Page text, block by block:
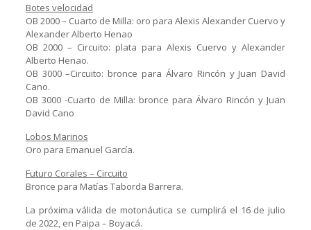
Botes velocidad
OB 2000 – Cuarto de Milla: oro para Alexis Alexander Cuervo y
Alexander Alberto Henao
OB 2000 – Circuito: plata para Alexis Cuervo y Alexander
Alberto Henao.
OB 3000 –Circuito: bronce para Álvaro Rincón y Juan David
Cano.
OB 3000 -Cuarto de Milla: bronce para Álvaro Rincón y Juan
David Cano
Lobos Marinos
Oro para Emanuel García.
Futuro Corales – Circuito
Bronce para Matías Taborda Barrera.
La próxima válida de motonáutica se cumplirá el 16 de julio
de 2022, en Paipa – Boyacá.